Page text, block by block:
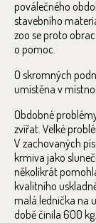
poválečného
stavebního
zoo se proto
o pomoc.
O skromných
umístěna v
Obdobné
zvířat. Velké
V zachovaných
krmiva jako
několikrát
kvalitního
malá lednička na
době činila 600 kg.